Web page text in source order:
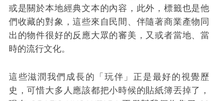
或是關於本地經典文本的內容，此外，標籤也是他
們收藏的對象，這些來自民間、伴隨著商業產物同
出的物件很好的反應大眾的審美，又或者當地、當
時的流行文化。
這些滋潤我們成長的「玩伴」正是最好的視覺歷
史，可惜大多人應該都把小時候的貼紙簿丟掉了，